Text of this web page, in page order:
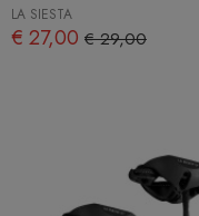
LA SIESTA
€ 27,00 € 29,00